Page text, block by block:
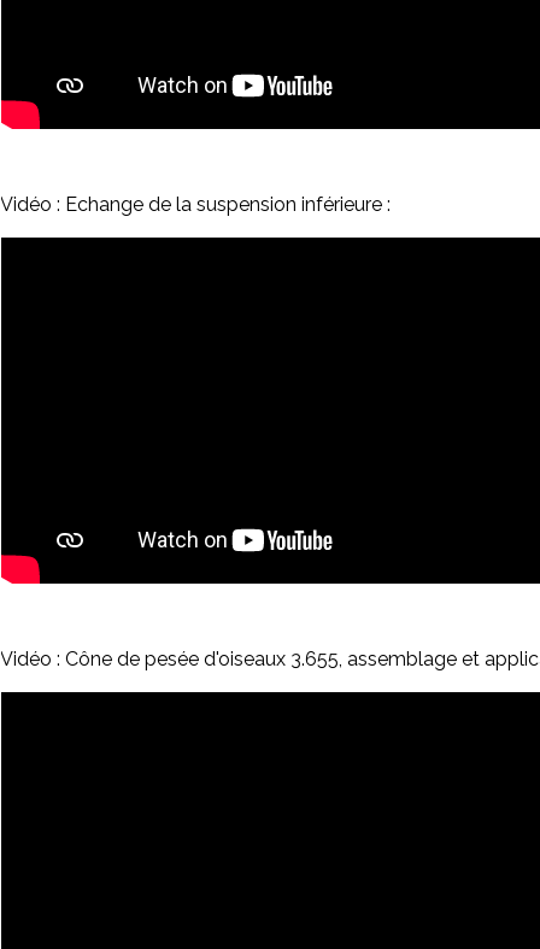
Vidéo : Echange de la suspension inférieure :
Vidéo : Cône de pesée d'oiseaux 3.655, assemblage et